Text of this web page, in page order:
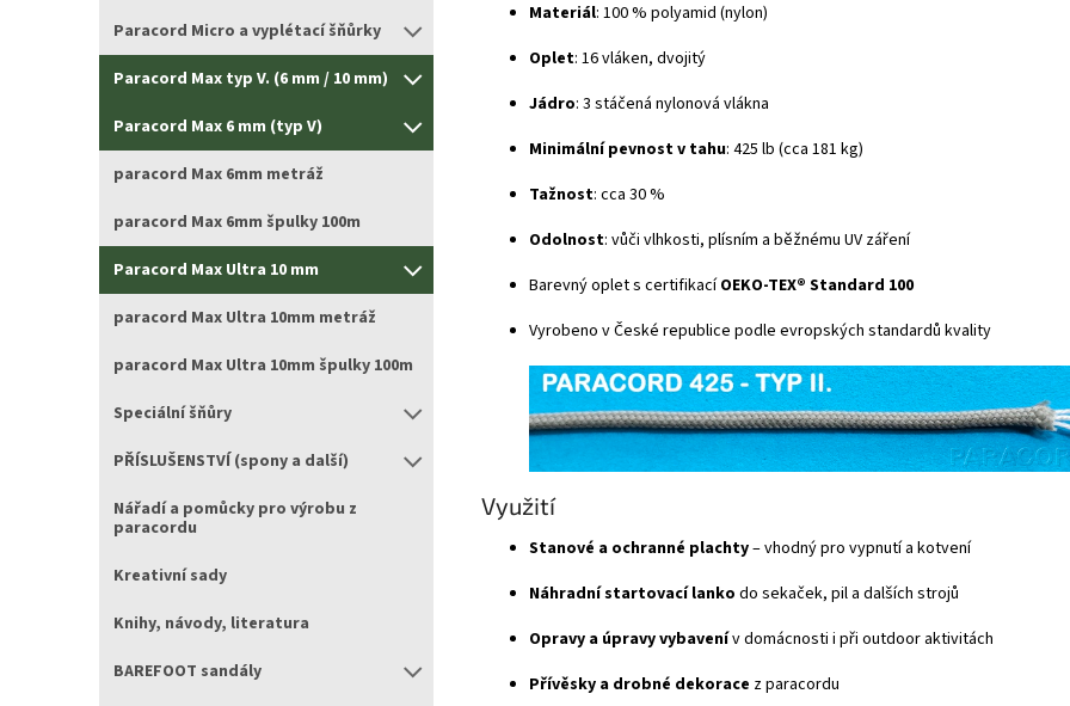
Paracord Micro a vyplétací šňůrky
Paracord Max typ V. (6 mm / 10 mm)
Paracord Max 6 mm (typ V)
paracord Max 6mm metráž
paracord Max 6mm špulky 100m
Paracord Max Ultra 10 mm
paracord Max Ultra 10mm metráž
paracord Max Ultra 10mm špulky 100m
Speciální šňůry
PŘÍSLUŠENSTVÍ (spony a další)
Nářadí a pomůcky pro výrobu z
paracordu
Kreativní sady
Knihy, návody, literatura
BAREFOOT sandály
Materiál: 100 % polyamid (nylon)
Oplet: 16 vláken, dvojitý
Jádro: 3 stáčená nylonová vlákna
Minimální pevnost v tahu: 425 lb (cca 181 kg)
Tažnost: cca 30 %
Odolnost: vůči vlhkosti, plísním a běžnému UV záření
Barevný oplet s certifikacíOEKO-TEX® Standard 100
Vyrobeno v České republice podle evropských standardů kvality
Využití
Stanové a ochranné plachty– vhodný pro vypnutí a kotvení
Náhradní startovací lanko do sekaček, pil a dalších strojů
Opravy a úpravy vybavenív domácnosti i při outdoor aktivitách
Přívěsky a drobné dekorace z paracordu